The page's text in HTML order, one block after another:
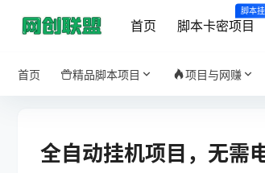
首页 脚本卡密项目
脚本
首页 精品脚本项目 项目与网赚
全自动挂机项目，无需